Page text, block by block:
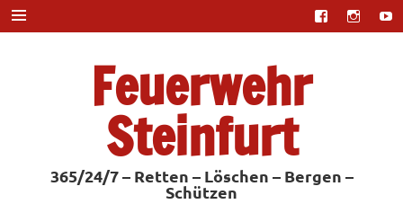
Zum
Inhalt
springen
Feuerwehr
Steinfurt
365/24/7 – Retten – Löschen – Bergen –
Schützen